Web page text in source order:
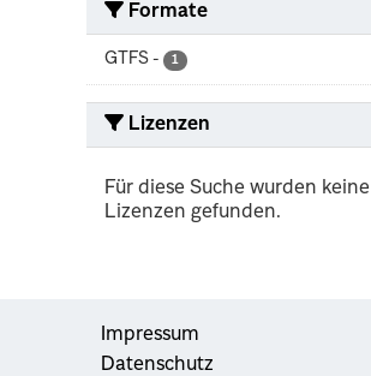
Formate
GTFS - 1
Lizenzen
Für diese Suche wurden keine
Lizenzen gefunden.
Impressum
Datenschutz